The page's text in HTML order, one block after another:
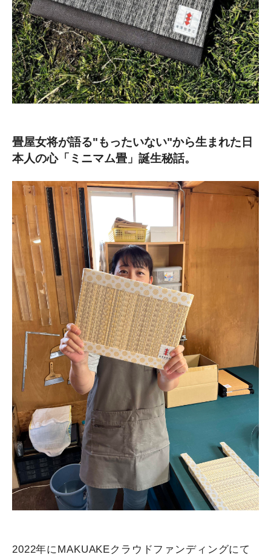
畳屋女将が語る"もったいない"から生まれた日
本人の心「ミニマム畳」誕生秘話。
2022年にMAKUAKEクラウドファンディングにて